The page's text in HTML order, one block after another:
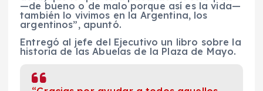
—de bueno o de malo porque así es la vida—
también lo vivimos en la Argentina, los
argentinos”, apuntó.
Entregó al jefe del Ejecutivo un libro sobre la
historia de las Abuelas de la Plaza de Mayo.